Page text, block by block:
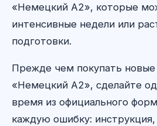
«Немецкий A2», которые
интенсивные недели или
подготовки.
Прежде чем покупать новые
«Немецкий A2», сделайте
время из официального
каждую ошибку: инструкция,